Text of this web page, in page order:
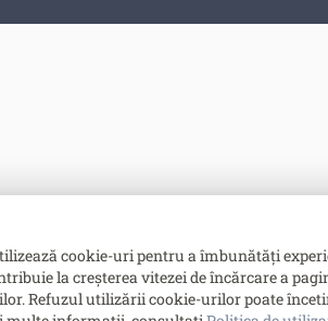
cookie-uri pentru a îmbunătăți
la creșterea vitezei de încărcare a
Refuzul utilizării cookie-urilor poate